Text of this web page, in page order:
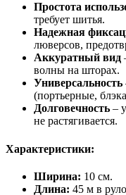
Простота
требует шитья.
Надежная
люверсов,
Аккуратный вид
волны на шторах.
Универсальность
(портьерные,
Долговечность –
не растягивается.
Характеристики:
Ширина: 10 см.
Длина: 45 м в